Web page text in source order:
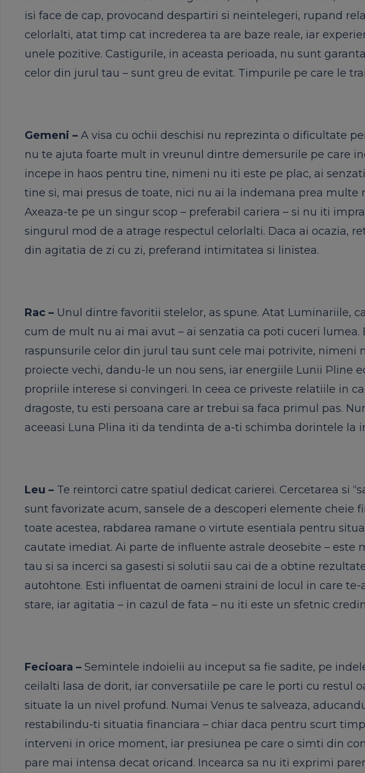
isi face de cap, provocand despartiri si neintelegeri, rupand
celorlalti, atat timp cat increderea ta are baze reale, iar
unele pozitive. Castigurile, in aceasta perioada, nu sunt
celor din jurul tau – sunt greu de evitat. Timpurile pe care le
Gemeni – A visa cu ochii deschisi nu reprezinta o dificultate
nu te ajuta foarte mult in vreunul dintre demersurile pe care
incepe in haos pentru tine, nimeni nu iti este pe plac, ai
tine si, mai presus de toate, nici nu ai la indemana prea multe
Axeaza-te pe un singur scop – preferabil cariera – si nu iti
singurul mod de a atrage respectul celorlalti. Daca ai ocazia,
din agitatia de zi cu zi, preferand intimitatea si linistea.
Rac – Unul dintre favoritii stelelor, as spune. Atat Luminariile,
cum de mult nu ai mai avut – ai senzatia ca poti cuceri
raspunsurile celor din jurul tau sunt cele mai potrivite, nimeni
proiecte vechi, dandu-le un nou sens, iar energiile Lunii Pline
propriile interese si convingeri. In ceea ce priveste relatiile in
dragoste, tu esti persoana care ar trebui sa faca primul pas.
aceeasi Luna Plina iti da tendinta de a-ti schimba dorintele la
Leu – Te reintorci catre spatiul dedicat carierei. Cercetarea si
sunt favorizate acum, sansele de a descoperi elemente cheie
toate acestea, rabdarea ramane o virtute esentiala pentru
cautate imediat. Ai parte de influente astrale deosebite – este
tau si sa incerci sa gasesti si solutii sau cai de a obtine
autohtone. Esti influentat de oameni straini de locul in care te-
stare, iar agitatia – in cazul de fata – nu iti este un sfetnic
Fecioara – Semintele indoielii au inceput sa fie sadite, pe
ceilalti lasa de dorit, iar conversatiile pe care le porti cu restul
situate la un nivel profund. Numai Venus te salveaza,
restabilindu-ti situatia financiara – chiar daca pentru scurt
interveni in orice moment, iar presiunea pe care o simti din
pare mai intensa decat oricand. Incearca sa nu iti exprimi